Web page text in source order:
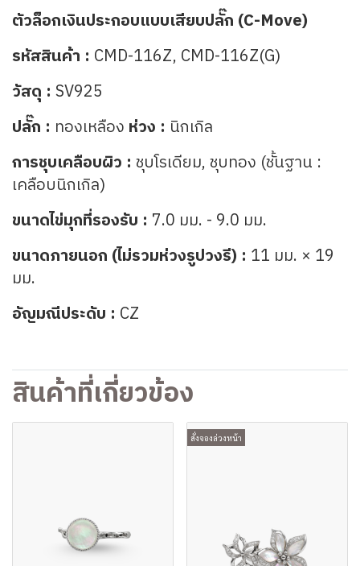
ตัวล็อกเงินประกอบแบบเสียบปลั๊ก (C-Move)
รหัสสินค้า : CMD-116Z, CMD-116Z(G)
วัสดุ : SV925
ปลั๊ก : ทองเหลือง ห่วง : นิกเกิล
การชุบเคลือบผิว : ชุบโรเดียม, ชุบทอง (ชั้นฐาน :
เคลือบนิกเกิล)
ขนาดไข่มุกที่รองรับ : 7.0 มม. - 9.0 มม.
ขนาดภายนอก (ไม่รวมห่วงรูปวงรี) : 11 มม. × 19
มม.
อัญมณีประดับ : CZ
สินค้าที่เกี่ยวข้อง
สั่งจองล่วงหน้า